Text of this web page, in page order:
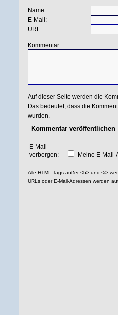
Name:
E-Mail:
URL:
Kommentar:
Auf dieser Seite werden die
Das bedeutet, dass die
wurden.
E-Mail
verbergen:
Meine E-
Alle HTML-Tags außer <b> und <i>
URLs oder E-Mail-Adressen werden